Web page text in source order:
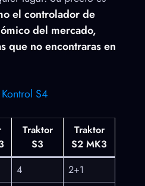
el controlador de
del mercado,
que no encontraras en
S4
Traktor
S3
Traktor
S2 MK3
4
2+1